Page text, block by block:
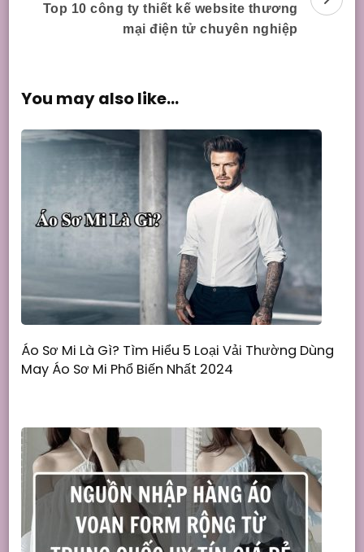
Top 10 công ty thiết kế website thương
mại điện tử chuyên nghiệp
You may also like...
Áo Sơ Mi Là Gì? Tìm Hiểu 5 Loại Vải Thường Dùng
May Áo Sơ Mi Phổ Biến Nhất 2024